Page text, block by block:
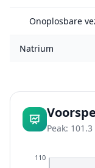
Onoplosbare
Natrium
Peak:
110